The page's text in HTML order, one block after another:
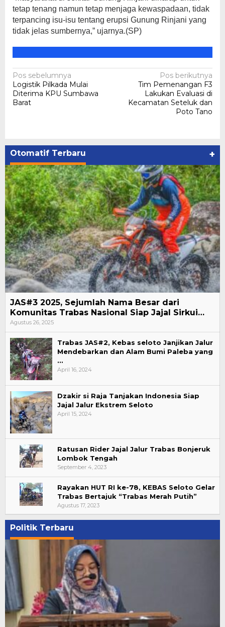
tetap tenang namun tetap menjaga kewaspadaan, tidak
terpancing isu-isu tentang erupsi Gunung Rinjani yang
tidak jelas sumbernya,” ujarnya.(SP)
Navigasi
pos
Pos sebelumnya
Logistik Pilkada Mulai
Diterima KPU Sumbawa
Barat
Pos berikutnya
Tim Pemenangan F3
Lakukan Evaluasi di
Kecamatan Seteluk dan
Poto Tano
Otomatif Terbaru +
JAS#3 2025, Sejumlah Nama Besar dari
Komunitas Trabas Nasional Siap Jajal Sirkui…
Agustus 26, 2025
Trabas JAS#2, Kebas seloto Janjikan Jalur
Mendebarkan dan Alam Bumi Paleba yang
…
April 16, 2024
Dzakir si Raja Tanjakan Indonesia Siap
Jajal Jalur Ekstrem Seloto
April 15, 2024
Ratusan Rider Jajal Jalur Trabas Bonjeruk
Lombok Tengah
September 4, 2023
Rayakan HUT RI ke-78, KEBAS Seloto Gelar
Trabas Bertajuk “Trabas Merah Putih”
Agustus 17, 2023
Politik Terbaru